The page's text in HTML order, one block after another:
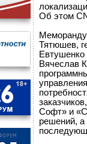
Об этом
Тятюшев,
Евтушенко
Вячеслав
Софт» и
решений, а